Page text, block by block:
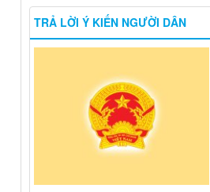
TRẢ LỜI Ý KIẾN NGƯỜI DÂN